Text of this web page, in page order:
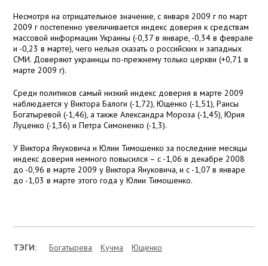
Несмотря на отрицательное значение, с января2009 г по март
2009 г постепенно увеличивается индекс доверия к средствам
массовой информации Украины (-0,37 в январе, -0,34 в феврале
и -0,23 в марте), чего нельзя сказать о российских и западных
СМИ. Доверяют украинцы по-прежнему только церкви (+0,71 в
марте2009 г).
Среди политиков самый низкий индекс доверия в марте 2009
наблюдается у Виктора Балоги (-1,72), Ющенко (-1,51), Раисы
Богатыревой (-1,46), а также Александра Мороза (-1,45), Юрия
Луценко (-1,36) и Петра Симоненко (-1,3).
У Виктора Януковича и Юлии Тимошенко за последние месяцы
индекс доверия немного повысился – с -1,06 в декабре 2008
до -0,96 в марте 2009 у Виктора Януковича, и с -1,07 в январе
до -1,03 в марте этого года у Юлии Тимошенко.
ТЭГИ: Богатырева Кучма Ющенко